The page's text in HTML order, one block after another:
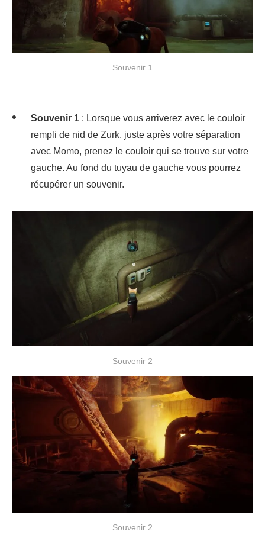
Souvenir 1
Souvenir 1 : Lorsque vous arriverez avec le couloir
rempli de nid de Zurk, juste après votre séparation
avec Momo, prenez le couloir qui se trouve sur votre
gauche. Au fond du tuyau de gauche vous pourrez
récupérer un souvenir.
Souvenir 2
Souvenir 2